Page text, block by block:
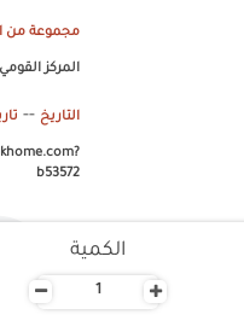
مجموعة من
المركز
التاريخ --
b53572
الكمية
- +